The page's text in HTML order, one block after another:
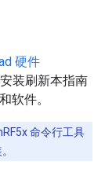
硬件
装刷新本指南
软件。
命令行工具